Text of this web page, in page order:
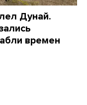
Дунай.
времен